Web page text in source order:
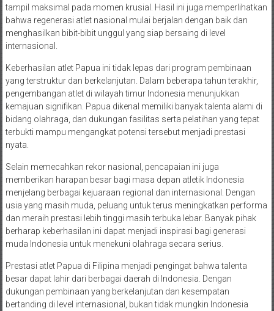
tampil maksimal pada momen krusial. Hasil ini juga memperlihatkan
bahwa regenerasi atlet nasional mulai berjalan dengan baik dan
menghasilkan bibit-bibit unggul yang siap bersaing di level
internasional.
Keberhasilan atlet Papua ini tidak lepas dari program pembinaan
yang terstruktur dan berkelanjutan. Dalam beberapa tahun terakhir,
pengembangan atlet di wilayah timur Indonesia menunjukkan
kemajuan signifikan. Papua dikenal memiliki banyak talenta alami di
bidang olahraga, dan dukungan fasilitas serta pelatihan yang tepat
terbukti mampu mengangkat potensi tersebut menjadi prestasi
nyata.
Selain memecahkan rekor nasional, pencapaian ini juga
memberikan harapan besar bagi masa depan atletik Indonesia
menjelang berbagai kejuaraan regional dan internasional. Dengan
usia yang masih muda, peluang untuk terus meningkatkan performa
dan meraih prestasi lebih tinggi masih terbuka lebar. Banyak pihak
berharap keberhasilan ini dapat menjadi inspirasi bagi generasi
muda Indonesia untuk menekuni olahraga secara serius.
Prestasi atlet Papua di Filipina menjadi pengingat bahwa talenta
besar dapat lahir dari berbagai daerah di Indonesia. Dengan
dukungan pembinaan yang berkelanjutan dan kesempatan
bertanding di level internasional, bukan tidak mungkin Indonesia